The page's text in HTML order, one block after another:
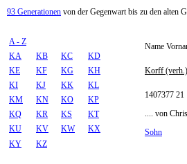
93 Generationen von der Gegenwart bis zu den alten
A - Z
KA
KB KC
KD
KE
KF KG
KH
KI
KJ KK
KL
KM
KN KO
KP
KQ
KR KS
KT
KU
KV KW
KX
KY
KZ
Name
Korff
1407377 21
.... von
Sohn